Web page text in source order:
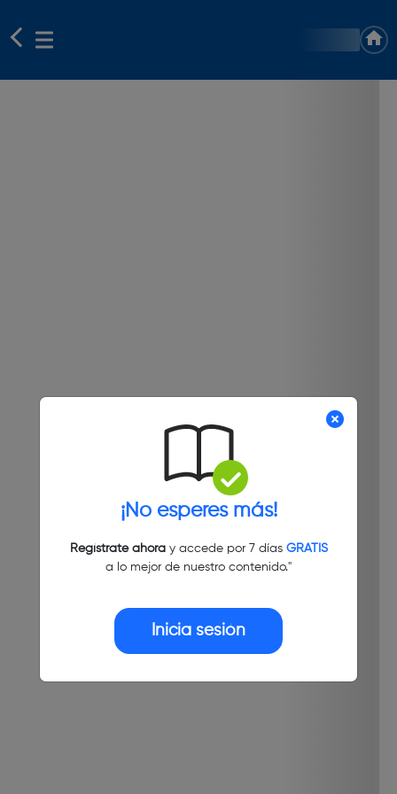
¡No esperes más!
Regístrate ahoray accede por 7 días GRATIS
a lo mejor de nuestro contenido."
Inicia sesión